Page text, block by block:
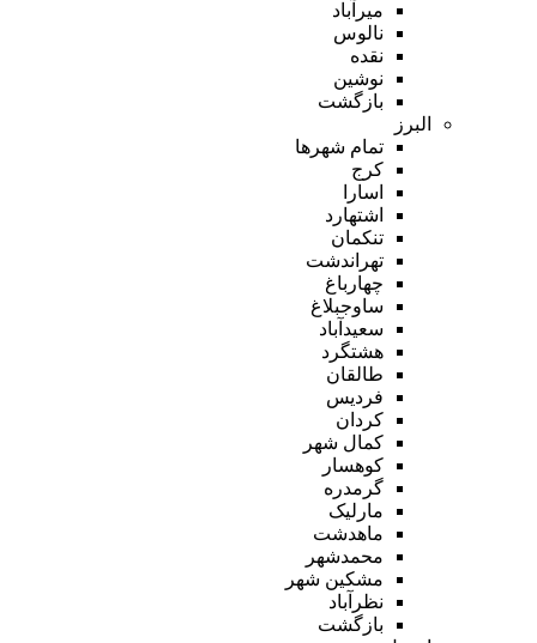
میرآباد
نالوس
نقده
نوشین
بازگشت
البرز
تمام شهر‌ها
کرج
اسارا
اشتهارد
تنکمان
تهراندشت
چهارباغ
ساوجبلاغ
سعیدآباد
هشتگرد
طالقان
فردیس
کردان
کمال شهر
کوهسار
گرمدره
مارلیک
ماهدشت
محمدشهر
مشکین شهر
نظرآباد
بازگشت